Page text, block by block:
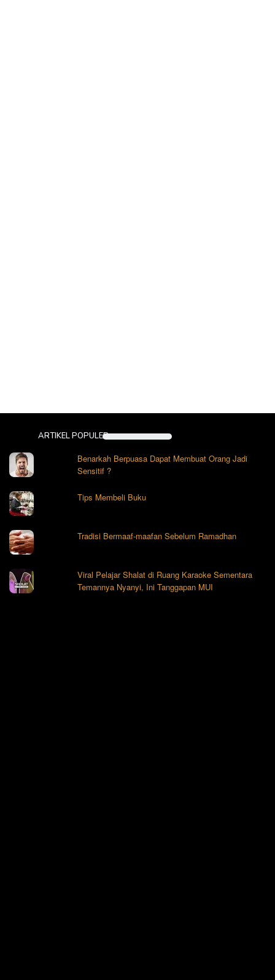
ARTIKEL POPULER
Benarkah Berpuasa Dapat Membuat Orang Jadi
Sensitif ?
Tips Membeli Buku
Tradisi Bermaaf-maafan Sebelum Ramadhan
Viral Pelajar Shalat di Ruang Karaoke Sementara
Temannya Nyanyi, Ini Tanggapan MUI